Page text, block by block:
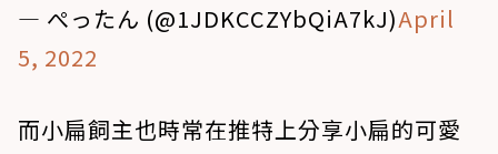
— ぺったん (@1JDKCCZYbQiA7kJ)April
5, 2022
而小扁飼主也時常在推特上分享小扁的可愛